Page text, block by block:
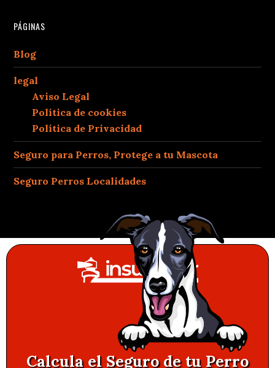
PÁGINAS
Blog
legal
Aviso Legal
Política de cookies
Política de Privacidad
Seguro para Perros, Protege a tu Mascota
Seguro Perros Localidades
Calcula el Seguro de tu Perro